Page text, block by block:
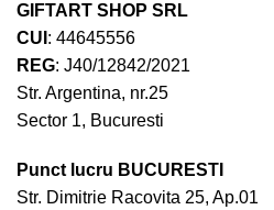
GIFTART SHOP SRL
CUI : 44645556
REG: J40/12842/2021
Str. Argentina, nr.25
Sector 1, Bucuresti
Punct lucru BUCURESTI
Str. Dimitrie Racovita 25, Ap.01